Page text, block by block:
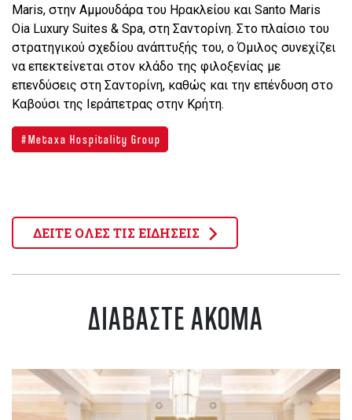
Maris, στην Αμμουδάρα του Ηρακλείου και Santo Maris
Oia Luxury Suites & Spa, στη Σαντορίνη. Στο πλαίσιο του
στρατηγικού σχεδίου ανάπτυξής του, ο Όμιλος συνεχίζει
να επεκτείνεται στον κλάδο της φιλοξενίας με
επενδύσεις στη Σαντορίνη, καθώς και την επένδυση στο
Καβούσι της Ιεράπετρας στην Κρήτη.
Metaxa Hospitality Group
ΔΕΙΤΕ ΟΛΕΣ ΤΙΣ ΕΙΔΗΣΕΙΣ
ΔΙΑΒΑΣΤΕ ΑΚΟΜΑ